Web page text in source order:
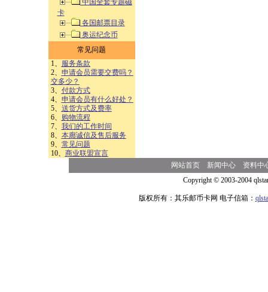
卡
各国邮票目录
奥运纪念币
常见问题
1、
服务条款
2、 申请会员需要交费吗？
交多少？
3、 付款方式
4、 申请会员有什么好处？
5、 送货方式及费率
6、
购物流程
7、 我们的工作时间
8、 本廊诚信及售后服务
9、 常见问题
10、 商业联盟宣言
网站首页 新闻中心
资料中
Copyright © 2003-2004
版权所有：其乐邮币卡网 电子信箱：